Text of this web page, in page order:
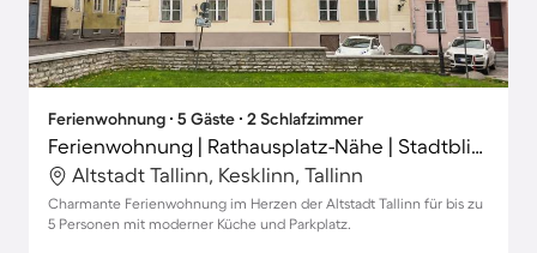
Ferienwohnung ∙ 5 Gäste ∙ 2 Schlafzimmer
Ferienwohnung | Rathausplatz-Nähe | Stadtblick
Altstadt Tallinn, Kesklinn, Tallinn
Charmante Ferienwohnung im Herzen der Altstadt Tallinn für bis zu
5 Personen mit moderner Küche und Parkplatz.